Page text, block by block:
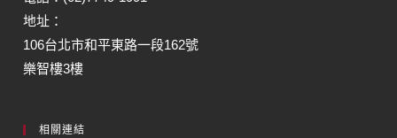
地址：
106台北市和平東路一段162號
樂智樓3樓
相關連結